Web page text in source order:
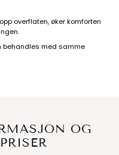
overflaten, øker komforten
behandles med samme
OG